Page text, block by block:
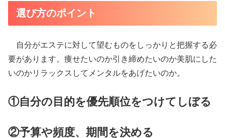
選び方のポイント
自分がエステに対して望むものをしっかりと把握する必
要があります。痩せたいのか引き締めたいのか美肌にした
いのかリラックスしてメンタルをあげたいのか。
①自分の目的を優先順位をつけてしぼる
②予算や頻度、期間を決める